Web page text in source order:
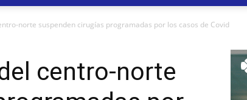
norte suspenden cirugías programadas por los casos de Covid
centro-norte